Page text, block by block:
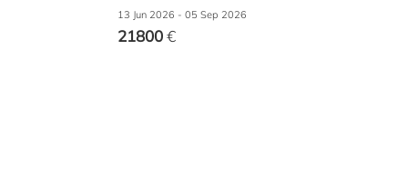
13 Jun 2026 - 05 Sep 2026
21800€